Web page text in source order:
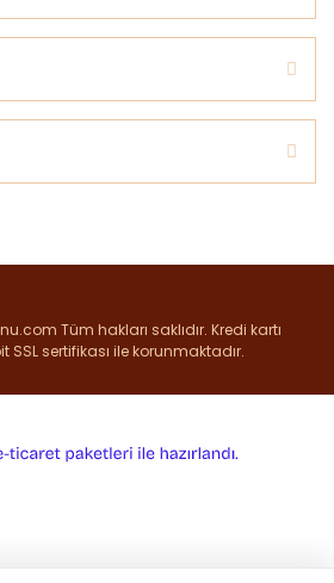
Tüm hakları saklıdır. Kredi kartı
SSL sertifikası ile korunmaktadır.
e-